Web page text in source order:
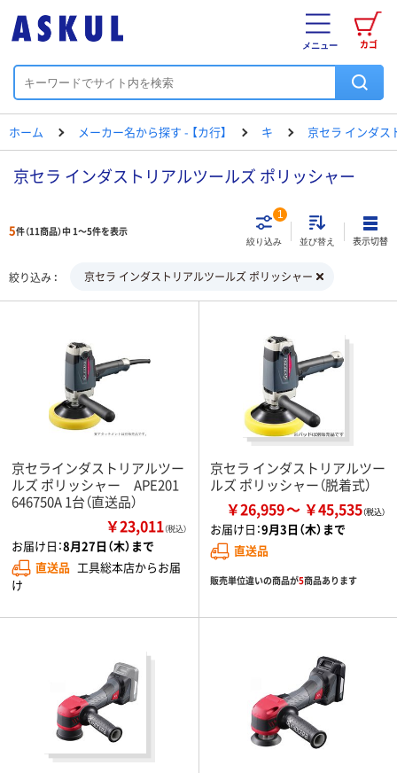
カゴ
メニュー
ホーム メーカー名から探す - 【カ行】 キ 京セラ インダス
京セラ インダストリアルツールズ ポリッシャー
5件（11商品）中 1～5件を表示
絞り込み
1
並び替え 表示切替
絞り込み 京セラ インダストリアルツールズ ポリッシャー
京セラインダストリアルツー
ルズ ポリッシャー APE201
646750A 1台（直送品）
￥23,011（税込）
お届け日：8月27日（木）まで
直送品 工具総本店からお届
け
京セラ インダストリアルツー
ルズ ポリッシャー（脱着式）
￥26,959 ￥45,535
お届け日：9月3日（木）まで
直送品
販売単位違いの商品が5商品あります